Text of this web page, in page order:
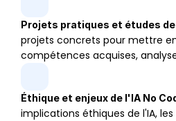
Projets pratiques et études de
projets concrets pour mettre
compétences acquises,
Éthique et enjeux de l'IA No
implications éthiques de l'IA,